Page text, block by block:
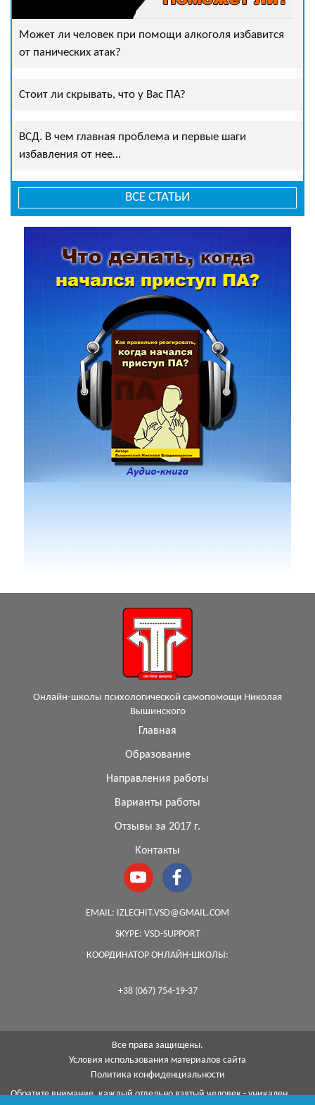
Может ли человек при помощи алкоголя избавится
от панических атак?
Стоит ли скрывать, что у Вас ПА?
ВСД. В чем главная проблема и первые шаги
избавления от нее…
ВСЕ СТАТЬИ
Онлайн-школы психологической самопомощи Николая
Вышинского
Главная
Образование
Направления работы
Варианты работы
Отзывы за 2017 г.
Контакты
EMAIL: IZLECHIT.VSD@GMAIL.COM
SKYPE: VSD-SUPPORT
КООРДИНАТОР ОНЛАЙН-ШКОЛЫ:
+38 (067) 754-19-37
Все права защищены.
Условия использования материалов сайта
Политика конфиденциальности
Обратите внимание, каждый отдельно взятый человек - уникален,